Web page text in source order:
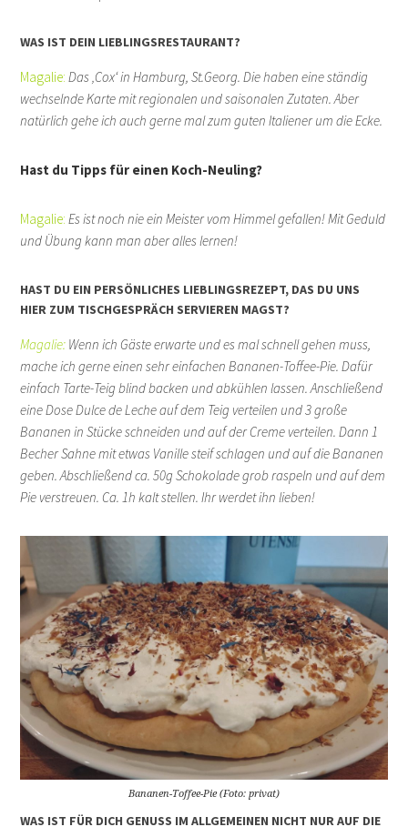
WAS IST DEIN LIEBLINGSRESTAURANT?
Magalie:Das ‚Cox‘ in Hamburg, St.Georg. Die haben eine ständig
wechselnde Karte mit regionalen und saisonalen Zutaten. Aber
natürlich gehe ich auch gerne mal zum guten Italiener um die Ecke.
Hast du Tipps für einen Koch-Neuling?
Magalie:Es ist noch nie ein Meister vom Himmel gefallen! Mit Geduld
und Übung kann man aber alles lernen!
HAST DU EIN PERSÖNLICHES LIEBLINGSREZEPT, DAS DU UNS
HIER ZUM TISCHGESPRÄCH SERVIEREN MAGST?
Magalie: Wenn ich Gäste erwarte und es mal schnell gehen muss,
mache ich gerne einen sehr einfachen Bananen-Toffee-Pie. Dafür
einfach Tarte-Teig blind backen und abkühlen lassen. Anschließend
eine Dose Dulce de Leche auf dem Teig verteilen und 3 große
Bananen in Stücke schneiden und auf der Creme verteilen. Dann 1
Becher Sahne mit etwas Vanille steif schlagen und auf die Bananen
geben. Abschließend ca. 50g Schokolade grob raspeln und auf dem
Pie verstreuen. Ca. 1h kalt stellen. Ihr werdet ihn lieben!
Bananen-Toffee-Pie (Foto: privat)
WAS IST FÜR DICH GENUSS IM ALLGEMEINEN NICHT NUR AUF DIE